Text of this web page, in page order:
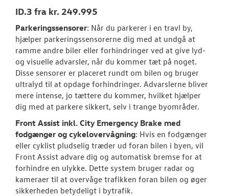
Den nye
Garanti
NYE VAREBILER
BRUGTE BILER
VÆRKSTED
ID.3 fra kr. 249.995
Parkeringssensorer: Når du parkerer i en travl by,
hjælper parkeringssensorerne dig med at undgå at
ramme andre biler eller forhindringer ved at give lyd-
og visuelle advarsler, når du kommer tæt på noget.
Disse sensorer er placeret rundt om bilen og bruger
ultralyd til at opdage forhindringer. Advarslerne bliver
mere intense, jo tættere du kommer, hvilket hjælper
dig med at parkere sikkert, selv i trange byområder.
Front Assist inkl. City Emergency Brake med
fodgænger og cykelovervågning: Hvis en fodgænger
eller cyklist pludselig træder ud foran bilen i byen, vil
Front Assist advare dig og automatisk bremse for at
forhindre en ulykke. Dette system bruger radar og
kameraer til at overvåge trafikken foran bilen og øger
sikkerheden betydeligt i bytrafik.